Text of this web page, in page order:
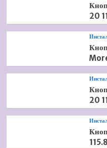
20
20